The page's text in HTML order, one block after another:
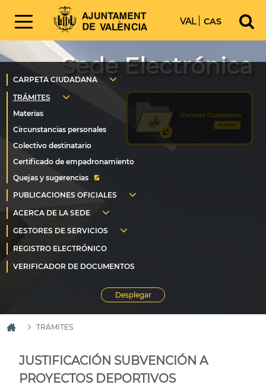
VAL CAS
Sede Electrónica
Quejas y sugerencias
TRÁMITES
JUSTIFICACIÓN SUBVENCIÓN A
PROYECTOS DEPORTIVOS